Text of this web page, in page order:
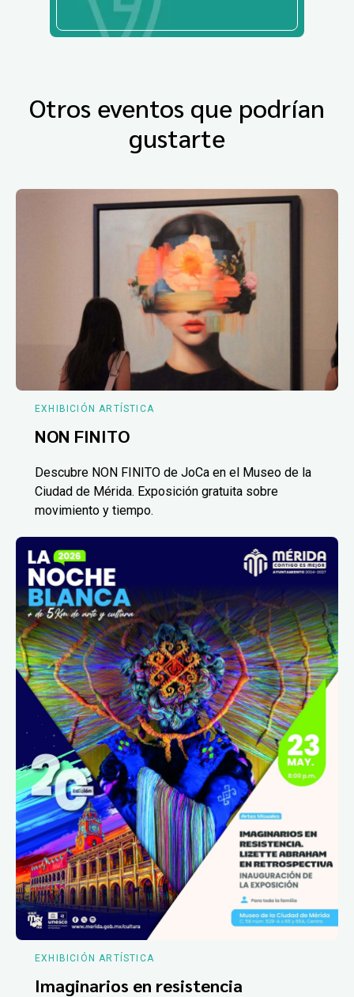
Otros eventos que podrían
gustarte
EXHIBICIÓN ARTÍSTICA
NON FINITO
Descubre NON FINITO de JoCa en el Museo de la
Ciudad de Mérida. Exposición gratuita sobre
movimiento y tiempo.
EXHIBICIÓN ARTÍSTICA
Imaginarios en resistencia